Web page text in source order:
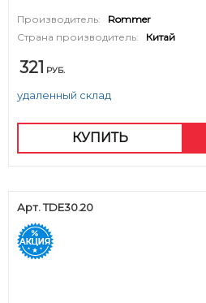
Производитель:
Rommer
Страна производитель:
Китай
321 РУБ.
удаленный склад
КУПИТЬ
Арт. TDE30.20